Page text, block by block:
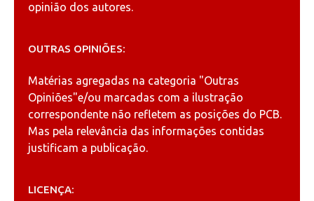
opinião dos autores.
OUTRAS OPINIÕES:
Matérias agregadas na categoria "Outras
Opiniões"e/ou marcadas com a ilustração
correspondente não refletem as posições do PCB.
Mas pela relevância das informações contidas
justificam a publicação.
LICENÇA: